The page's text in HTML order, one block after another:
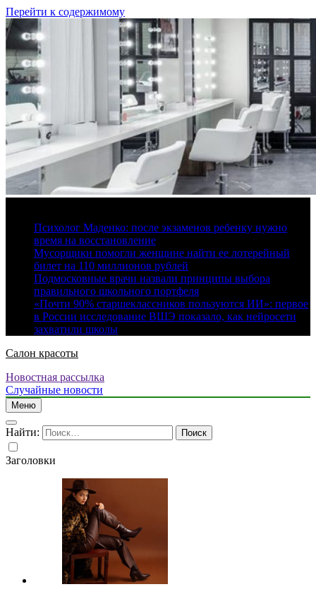
Перейти к содержимому
Психолог Маденко: после экзаменов ребенку нужно
время на восстановление
Мусорщики помогли женщине найти ее лотерейный
билет на 110 миллионов рублей
Подмосковные врачи назвали принципы выбора
правильного школьного портфеля
«Почти 90% старшеклассников пользуются ИИ»: первое
в России исследование ВШЭ показало, как нейросети
захватили школы
Салон красоты
Новостная рассылка
Случайные новости
Меню
Найти:
Заголовки